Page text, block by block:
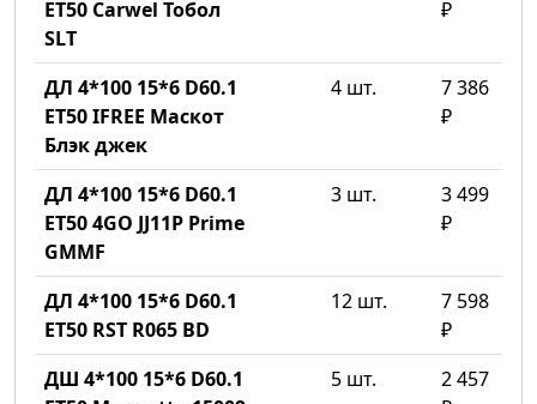
ET50 Carwel Тобол
SLT
₽
ДЛ 4*100 15*6 D60.1
ET50 IFREE Маскот
Блэк джек
4 шт.
7 386
₽
ДЛ 4*100 15*6 D60.1
ET50 4GO JJ11P Prime
GMMF
3 шт.
3 499
₽
ДЛ 4*100 15*6 D60.1
ET50 RST R065 BD
12 шт.
7 598
₽
ДШ 4*100 15*6 D60.1
5 шт.
2 457